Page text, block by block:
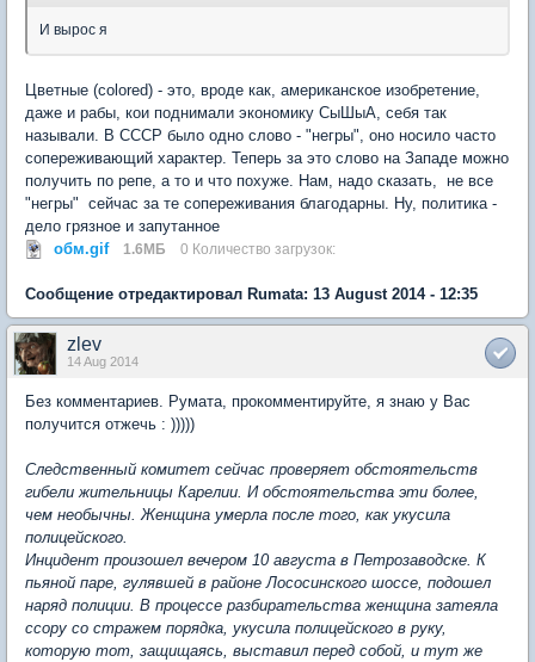
И вырос я
Цветные (сolored) - это, вроде как, американское изобретение,
даже и рабы, кои поднимали экономику СыШыА, себя так
называли. В СССР было одно слово - "негры", оно носило часто
сопереживающий характер. Теперь за это слово на Западе можно
получить по репе, а то и что похуже. Нам, надо сказать, не все
"негры" сейчас за те сопереживания благодарны. Ну, политика -
дело грязное и запутанное
обм.gif
1.6МБ 0 Количество загрузок:
Сообщение отредактировал Rumata: 13 August 2014 - 12:35
zlev
14 Aug 2014
Без комментариев. Румата, прокомментируйте, я знаю у Вас
получится отжечь : )))))
Следственный комитет сейчас проверяет обстоятельств
гибели жительницы Карелии. И обстоятельства эти более,
чем необычны. Женщина умерла после того, как укусила
полицейского.
Инцидент произошел вечером 10 августа в Петрозаводске. К
пьяной паре, гулявшей в районе Лососинского шоссе, подошел
наряд полиции. В процессе разбирательства женщина затеяла
ссору со стражем порядка, укусила полицейского в руку,
которую тот, защищаясь, выставил перед собой, и тут же